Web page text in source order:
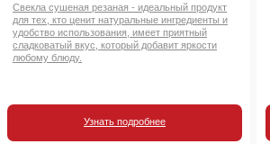
Свекла сушеная резаная - идеальный продукт
для тех, кто ценит натуральные ингредиенты и
удобство использования, имеет приятный
сладковатый вкус, который добавит яркости
любому блюду.
Узнать подробнее